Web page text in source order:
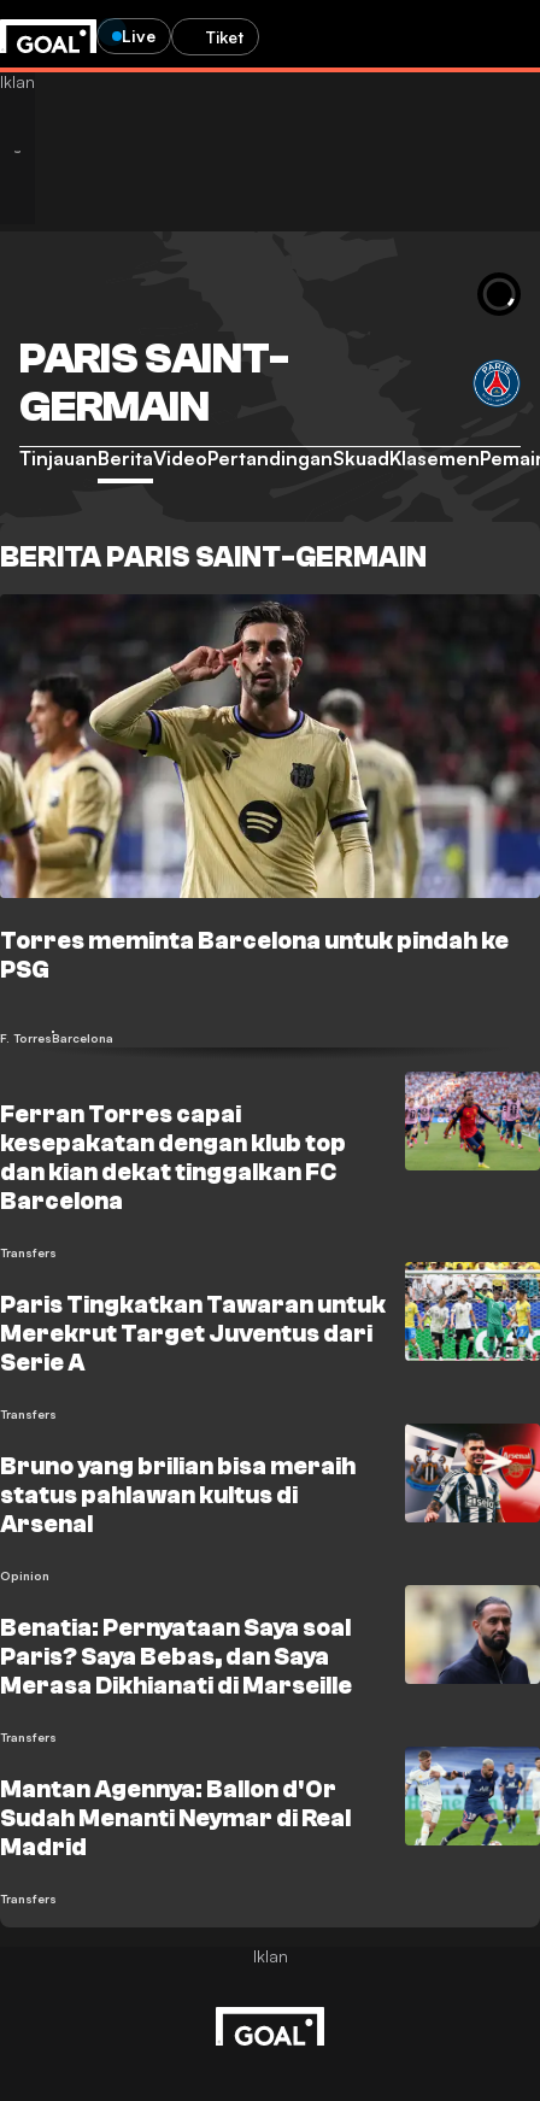
Live Tiket
PARIS SAINT-
GERMAIN
TinjauanBeritaVideoPertandinganSkuadKlasemen
BERITA PARIS SAINT-GERMAIN
Torres meminta Barcelona untuk pindah ke
PSG
F. TorresBarcelona
Ferran Torres capai
kesepakatan dengan klub top
dan kian dekat tinggalkan FC
Barcelona
Transfers
Paris Tingkatkan Tawaran untuk
Merekrut Target Juventus dari
Serie A
Transfers
Bruno yang brilian bisa meraih
status pahlawan kultus di
Arsenal
Opinion
Benatia: Pernyataan Saya soal
Paris? Saya Bebas, dan Saya
Merasa Dikhianati di Marseille
Transfers
Mantan Agennya: Ballon d'Or
Sudah Menanti Neymar di Real
Madrid
Transfers